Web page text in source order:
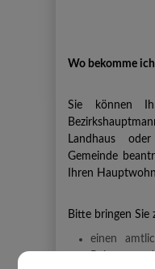
Wo bekomme
Sie können
Landhaus
Gemeinde
Ihren
Bitte bringen Sie
einen